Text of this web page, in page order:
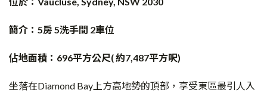
簡介：5房 5洗手間 2車位
佔地面積：696平方公尺( 約7,487平方呎)
坐落在Diamond Bay上方高地勢的頂部，享受東區最引人入